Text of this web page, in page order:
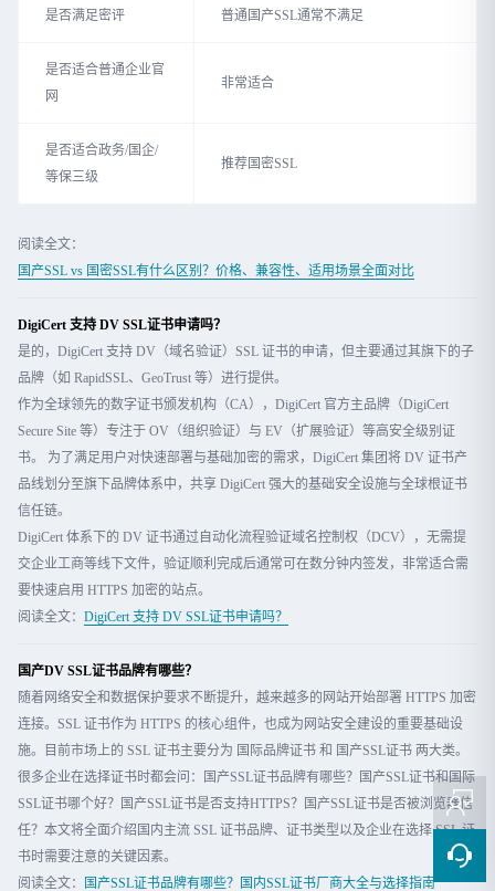
是否满足密评 普通国产SSL通常不满足
是否适合普通企业官
网
非常适合
是否适合政务/国企/
等保三级
推荐国密SSL
阅读全文：
国产SSL vs 国密SSL有什么区别？价格、兼容性、适用场景全面对比
DigiCert 支持 DV SSL证书申请吗？
是的，DigiCert 支持 DV（域名验证）SSL 证书的申请，但主要通过其旗下的子
品牌（如 RapidSSL、GeoTrust 等）进行提供。
作为全球领先的数字证书颁发机构（CA），DigiCert 官方主品牌（DigiCert
Secure Site 等）专注于 OV（组织验证）与 EV（扩展验证）等高安全级别证
书。 为了满足用户对快速部署与基础加密的需求，DigiCert 集团将 DV 证书产
品线划分至旗下品牌体系中，共享 DigiCert 强大的基础安全设施与全球根证书
信任链。
DigiCert 体系下的 DV 证书通过自动化流程验证域名控制权（DCV），无需提
交企业工商等线下文件，验证顺利完成后通常可在数分钟内签发，非常适合需
要快速启用 HTTPS 加密的站点。
阅读全文： DigiCert 支持 DV SSL证书申请吗？
国产DV SSL证书品牌有哪些？
随着网络安全和数据保护要求不断提升，越来越多的网站开始部署 HTTPS 加密
连接。SSL 证书作为 HTTPS 的核心组件，也成为网站安全建设的重要基础设
施。目前市场上的 SSL 证书主要分为 国际品牌证书 和 国产SSL证书 两大类。
很多企业在选择证书时都会问：国产SSL证书品牌有哪些？国产SSL证书和国际
SSL证书哪个好？国产SSL证书是否支持HTTPS？国产SSL证书是否被浏览器信
任？本文将全面介绍国内主流 SSL 证书品牌、证书类型以及企业在选择 SSL 证
书时需要注意的关键因素。
阅读全文：
国产SSL证书品牌有哪些？国内SSL证书厂商大全与选择指南